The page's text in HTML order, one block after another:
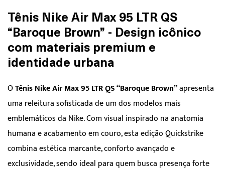
Tênis Nike Air Max 95 LTR QS
“Baroque Brown” - Design icônico
com materiais premium e
identidade urbana
OTênis Nike Air Max 95 LTR QS “Baroque Brown”apresenta
uma releitura sofisticada de um dos modelos mais
emblemáticos da Nike. Com visual inspirado na anatomia
humana e acabamento em couro, esta edição Quickstrike
combina estética marcante, conforto avançado e
exclusividade, sendo ideal para quem busca presença forte